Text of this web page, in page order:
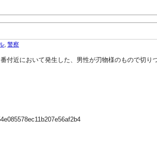
警察
近において発生した、男性が刃物様のもので切り